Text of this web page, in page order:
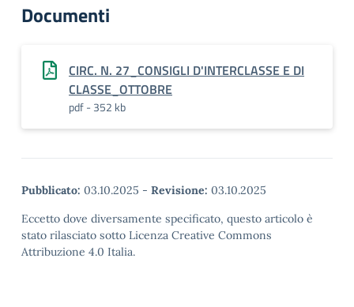
Documenti
CIRC. N. 27_CONSIGLI D'INTERCLASSE E DI
CLASSE_OTTOBRE
pdf - 352 kb
Pubblicato: 03.10.2025 - Revisione: 03.10.2025
Eccetto dove diversamente specificato, questo articolo è
stato rilasciato sotto Licenza Creative Commons
Attribuzione 4.0 Italia.